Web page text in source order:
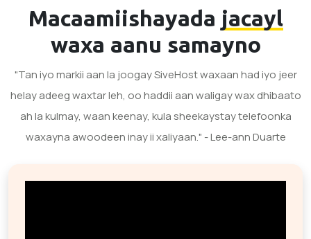
Macaamiishayada jacayl
waxa aanu samayno
"Tan iyo markii aan la joogay SiveHost waxaan had iyo jeer
helay adeeg waxtar leh, oo haddii aan waligay wax dhibaato
ah la kulmay, waan keenay, kula sheekaystay telefoonka
waxayna awoodeen inay ii xaliyaan." - Lee-ann Duarte